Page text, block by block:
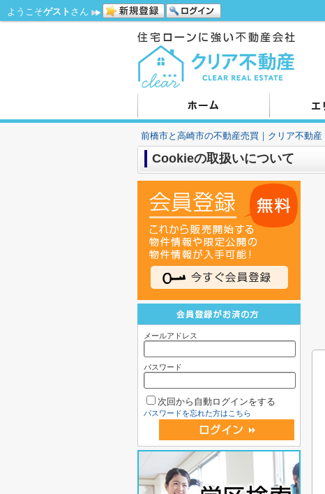
ようこそゲスト さん
前橋市と高崎市の不動産売買｜クリア不動産
Cookieの取扱いについて
メールアドレス
パスワード
次回から自動ログインをする
パスワードを忘れた方はこちら